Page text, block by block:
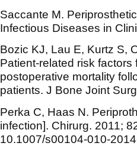
Saccante M.
Infectious Diseases in
Bozic KJ, Lau E, Kurtz S,
Patient-related risk
postoperative mortality
patients. J Bone Joint
Perka C, Haas N.
infection]. Chirurg. 2011;
10.1007/s00104-010-